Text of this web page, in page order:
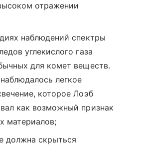
отражении
наблюдений спектры
углекислого газа
для комет веществ.
легкое
которое Лоэб
как возможный признак
материалов;
должна скрыться